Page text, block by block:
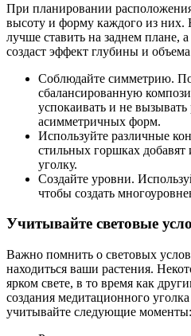
При планировании
высоту и форму каждого из них.
лучше ставить на заднем плане,
создаст эффект глубины и
Соблюдайте симметрию.
сбалансированную
успокаивать и не вызывать
асимметричных форм.
Используйте различные
стильных горшках
уголку.
Создайте уровни.
чтобы создать
Учитывайте световые
Важно помнить о световых
находиться ваши растения.
ярком свете, в то время как
создания медитационного
учитывайте следующие моменты: